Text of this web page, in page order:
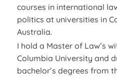
courses in international
politics at universities in
Australia.
I hold a Master of Law’s
Columbia University and
bachelor’s degrees from